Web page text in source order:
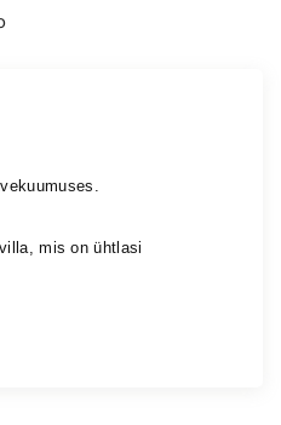
mis on ühtlasi